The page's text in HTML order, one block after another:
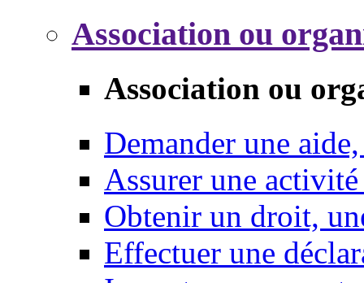
Association ou
Association ou
Demander une
Assurer une
Obtenir un droit,
Effectuer une